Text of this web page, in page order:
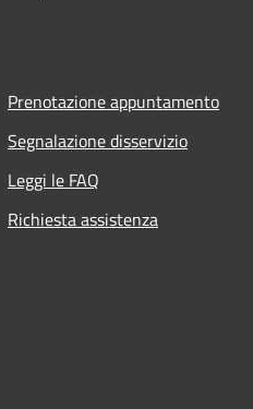
Prenotazione appuntamento
Segnalazione disservizio
Leggi le FAQ
Richiesta assistenza